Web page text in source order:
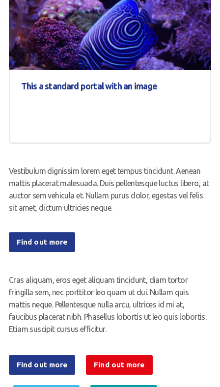
This a standard portal with an image
Vestibulum dignissim lorem eget tempus tincidunt. Aenean
mattis placerat malesuada. Duis pellentesque luctus libero, at
auctor sem vehicula et. Nullam purus dolor, egestas vel felis
sit amet, dictum ultricies neque.
Find out more
Cras aliquam, eros eget aliquam tincidunt, diam tortor
fringilla sem, nec porttitor leo quam ut dui. Nullam quis
mattis neque. Pellentesque nulla arcu, ultrices id mi at,
faucibus placerat nibh. Phasellus lobortis ut leo quis lobortis.
Etiam suscipit cursus efficitur.
Find out more Find out more